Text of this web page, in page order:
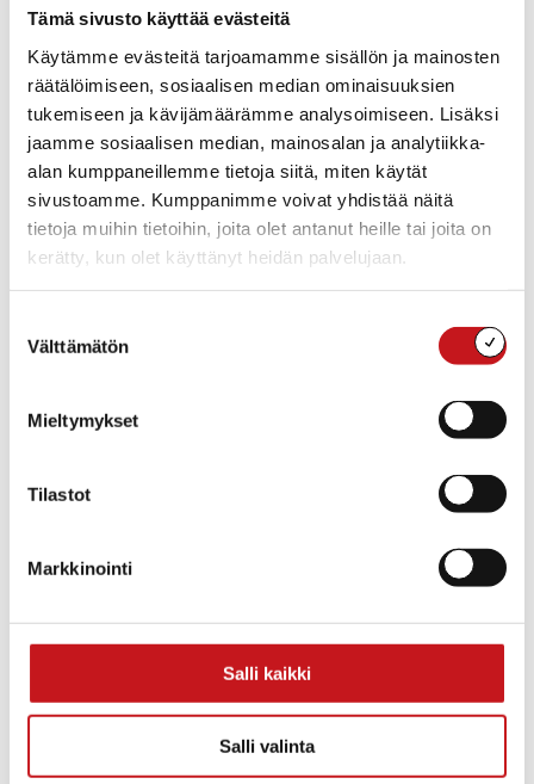
Tämä sivusto käyttää evästeitä
Käytämme evästeitä tarjoamamme sisällön ja mainosten
räätälöimiseen, sosiaalisen median ominaisuuksien
tukemiseen ja kävijämäärämme analysoimiseen. Lisäksi
jaamme sosiaalisen median, mainosalan ja analytiikka-
alan kumppaneillemme tietoja siitä, miten käytät
sivustoamme. Kumppanimme voivat yhdistää näitä
tietoja muihin tietoihin, joita olet antanut heille tai joita on
kerätty, kun olet käyttänyt heidän palvelujaan.
valinta
Välttämätön
Mieltymykset
Tilastot
Markkinointi
Salli kaikki
Salli valinta
TIEDOT
Päivämäärä:
su 6.8.2023
Aika:
16:00 - 17:00
Hinta:
10$
Tapahtumaluokka:
Tapahtuma tagia:
JÄRJESTÄJÄ
Rautalammin ev.lut.
seurakunta
Venetsialaisten
Rautalammilla järjestämiä tapahtumia. Rautalammin
kunta ei vastaa tietojen oikeellisuudesta.